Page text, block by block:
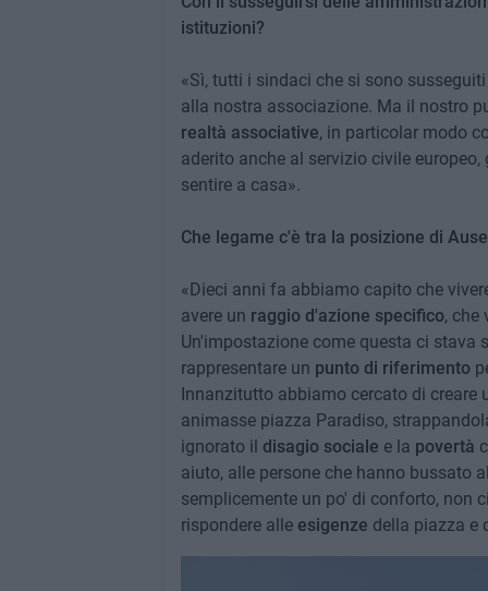
istituzioni?
«Sì, tutti i sindaci che si sono
alla nostra associazione. Ma il nostro
realtà associative, in particolar modo
aderito anche al servizio civile
sentire a casa».
Che legame c'è tra la posizione di
«Dieci anni fa abbiamo capito che
avere un raggio d'azione specifico, che
Un'impostazione come questa ci stava
rappresentare un punto di riferimento
Innanzitutto abbiamo cercato di creare
animasse piazza Paradiso,
ignorato il disagio sociale e la povertà
aiuto, alle persone che hanno bussato
semplicemente un po' di conforto, non
rispondere alle esigenze della piazza e